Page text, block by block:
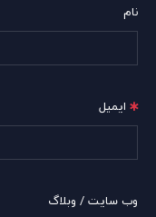
نام
ایمیل
وب سایت / وبلاگ